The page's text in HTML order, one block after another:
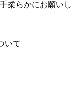
柔らかにお願いし
いて